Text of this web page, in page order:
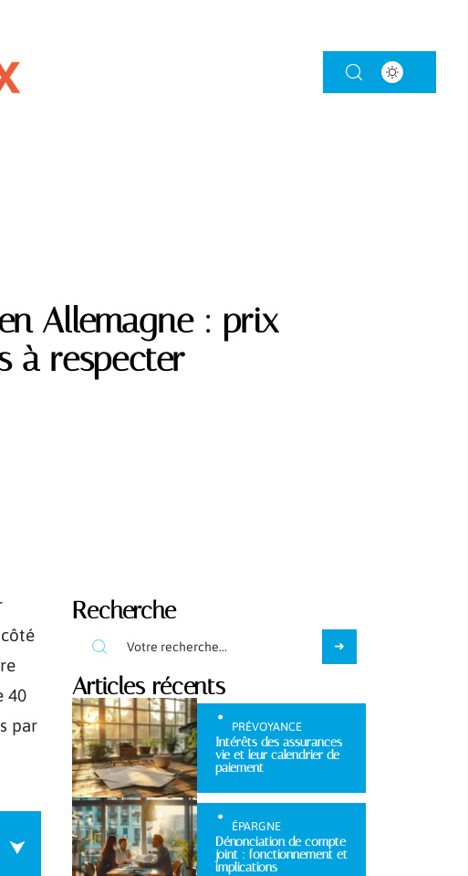
Allemagne : prix
à respecter
40
par
Recherche
Articles récents
PRÉVOYANCE
Intérêts des assurances
vie et leur calendrier de
paiement
ÉPARGNE
Dénonciation de compte
joint : fonctionnement et
implications